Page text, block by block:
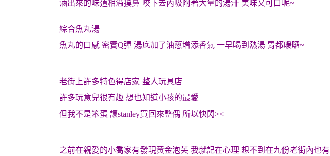
滷出來的味道相溢撲鼻 咬下去內吸附著大量的湯汁 美味又可口呢~
綜合魚丸湯
魚丸的口感 密實Q彈 湯底加了油蔥增添香氣 一早喝到熱湯 胃都暖囉~
老街上許多特色得店家 整人玩具店
許多玩意兒很有趣 想也知道小孩的最愛
但我不是笨蛋 讓stanley買回來整偶 所以快閃><
之前在親愛的小喬家有發現黃金泡芙 我就記在心理 想不到在九份老街內也有